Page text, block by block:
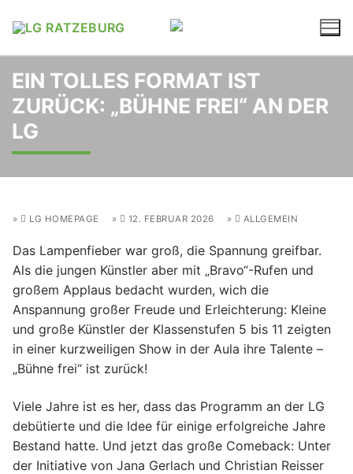
Inhalt
EIN TOLLES FORMAT IST
ZURÜCK: „BÜHNE FREI“ AN DER
LG
LG HOMEPAGE 12. FEBRUAR 2026 ALLGEMEIN
Das Lampenfieber war groß, die Spannung greifbar.
Als die jungen Künstler aber mit „Bravo“-Rufen und
großem Applaus bedacht wurden, wich die
Anspannung großer Freude und Erleichterung: Kleine
und große Künstler der Klassenstufen 5 bis 11 zeigten
in einer kurzweiligen Show in der Aula ihre Talente –
„Bühne frei“ ist zurück!
Viele Jahre ist es her, dass das Programm an der LG
debütierte und die Idee für einige erfolgreiche Jahre
Bestand hatte. Und jetzt das große Comeback: Unter
der Initiative von Jana Gerlach und Christian Reisser